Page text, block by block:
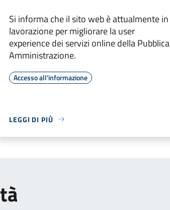
Si informa che il sito web è attualmente in
lavorazione per migliorare la user
experience dei servizi online della Pubblica
Amministrazione.
Accesso all'informazione
LEGGI DI PIÙ